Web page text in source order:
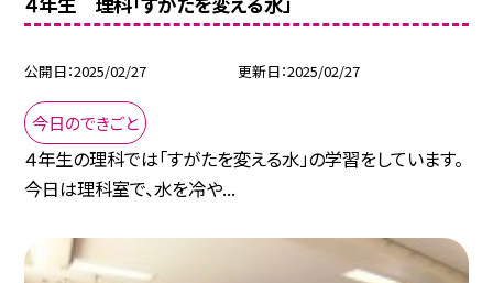
公開日 2025/02/27 更新日 2025/02/27
今日のできごと
４年生の理科では「すがたを変える水」の学習をしています。
今日は理科室で、水を冷や...